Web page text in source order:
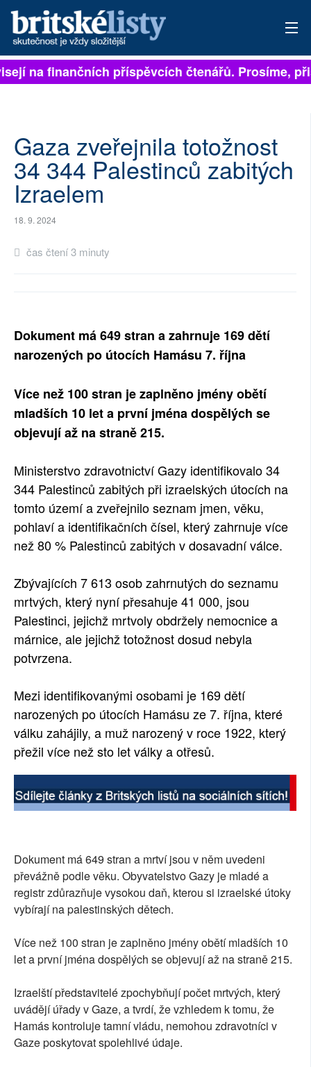
PŘIHLÁSIT
ARCHIV
ROZHOVORY
TÉMATA
SOCIÁLNÍ SÍTĚ
RUBRIKY
PLNÁ VERZE STRÁNEK
na finančních příspěvcích čtenářů. Prosíme,
Gaza zveřejnila totožnost
34 344 Palestinců zabitých
Izraelem
18. 9. 2024
čas čtení 3 minuty
Dokument má 649 stran a zahrnuje 169 dětí
narozených po útocích Hamásu 7. října
Více než 100 stran je zaplněno jmény obětí
mladších 10 let a první jména dospělých se
objevují až na straně 215.
Ministerstvo zdravotnictví Gazy identifikovalo 34
344 Palestinců zabitých při izraelských útocích na
tomto území a zveřejnilo seznam jmen, věku,
pohlaví a identifikačních čísel, který zahrnuje více
než 80 % Palestinců zabitých v dosavadní válce.
Zbývajících 7 613 osob zahrnutých do seznamu
mrtvých, který nyní přesahuje 41 000, jsou
Palestinci, jejichž mrtvoly obdržely nemocnice a
márnice, ale jejichž totožnost dosud nebyla
potvrzena.
Mezi identifikovanými osobami je 169 dětí
narozených po útocích Hamásu ze 7. října, které
válku zahájily, a muž narozený v roce 1922, který
přežil více než sto let války a otřesů.
Dokument má 649 stran a mrtví jsou v něm uvedeni
převážně podle věku. Obyvatelstvo Gazy je mladé a
registr zdůrazňuje vysokou daň, kterou si izraelské útoky
vybírají na palestinských dětech.
Více než 100 stran je zaplněno jmény obětí mladších 10
let a první jména dospělých se objevují až na straně 215.
Izraelští představitelé zpochybňují počet mrtvých, který
uvádějí úřady v Gaze, a tvrdí, že vzhledem k tomu, že
Hamás kontroluje tamní vládu, nemohou zdravotníci v
Gaze poskytovat spolehlivé údaje.